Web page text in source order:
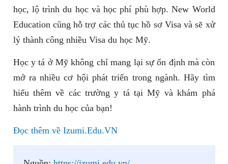
học, lộ trình du học và học phí phù hợp. New World
Education cũng hỗ trợ các thủ tục hồ sơ Visa và sẽ xử
lý thành công nhiều Visa du học Mỹ.
Học y tá ở Mỹ không chỉ mang lại sự ổn định mà còn
mở ra nhiều cơ hội phát triển trong ngành. Hãy tìm
hiểu thêm về các trường y tá tại Mỹ và khám phá
hành trình du học của bạn!
Đọc thêm về Izumi.Edu.VN